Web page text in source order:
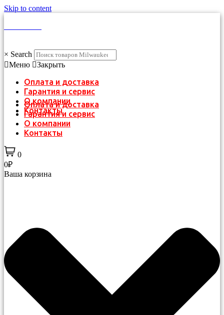
Skip to content
× Search
Меню
Закрыть
Оплата и доставка
Гарантия и сервис
О компании
Контакты
Оплата и доставка
Гарантия и сервис
О компании
Контакты
0
0₽
Ваша корзина